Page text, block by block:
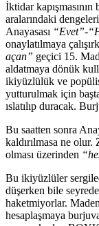
İktidar
aralarındaki
Anayasası “Evet”-
onaylatılmaya
açan” geçici 15.
aldatmaya dönük
ikiyüzlülük ve
yutturulmak için
ıslatılıp duracak.
Bu saatten sonra
kaldırılmasa ne olur.
olması üzerinden
Bu ikiyüzlüler
düşerken bile
haketmiyorlar.
hesaplaşmaya